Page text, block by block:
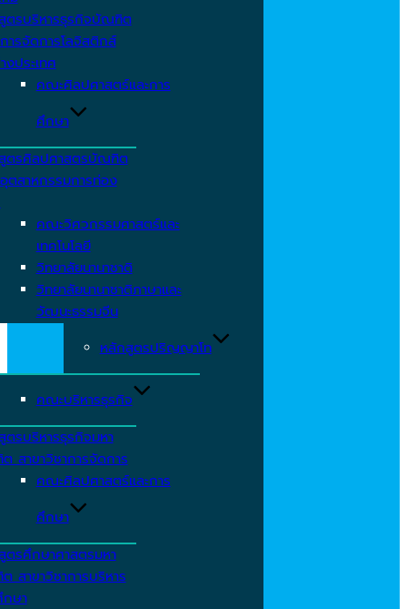
ตรบริหารธุรกิจบัณฑิต
ารจัดการโลจิสติกส์
งประเทศ
คณะศิลปศาสตร์และการ
ศึกษา
ตรศิลปศาสตรบัณฑิต
ตสาหกรรมการท่อง
คณะวิศวกรรมศาสตร์และ
เทคโนโลยี
วิทยาลัยนานาชาติ
วิทยาลัยนานาชาติภาษาและ
วัฒนะธรรมจีน
หลักสูตรปริญญาโท
คณะบริหารธุรกิจ
รบริหารธุรกิจมหา
สาขาวิชาการจัดการ
คณะศิลปศาสตร์และการ
ศึกษา
ตรศึกษาศาสตรมหา
สาขาวิชาการบริหาร
ษา